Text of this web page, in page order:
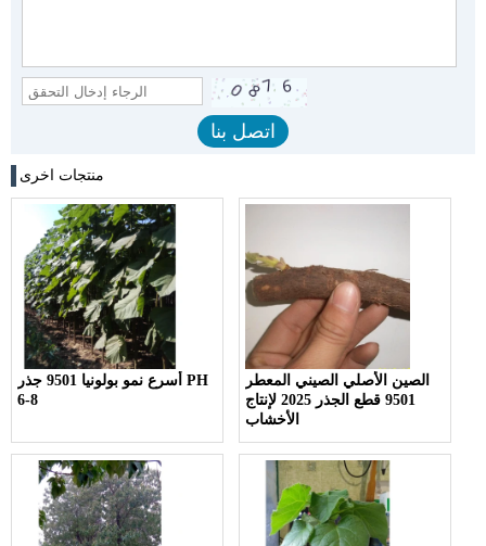
منتجات اخرى
أسرع نمو بولونيا 9501 جذر PH
6-8
الصين الأصلي الصيني المعطر
9501 قطع الجذر 2025 لإنتاج
الأخشاب